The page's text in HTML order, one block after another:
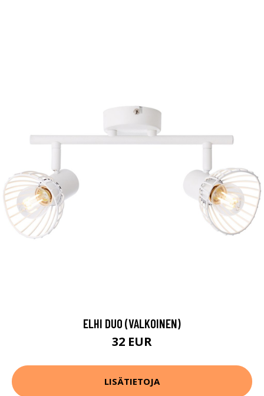
ELHI DUO (VALKOINEN)
32 EUR
LISÄTIETOJA